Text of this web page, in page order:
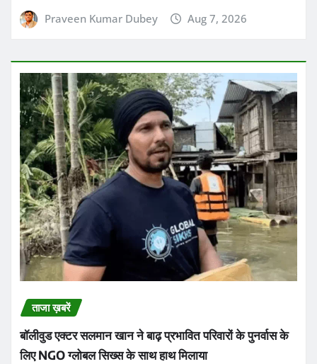
Praveen Kumar Dubey Aug 7, 2026
ताजा ख़बरें
बॉलीवुड एक्टर सलमान खान ने बाढ़ प्रभावित परिवारों के पुनर्वास के
लिए NGO ग्लोबल सिख्स के साथ हाथ मिलाया